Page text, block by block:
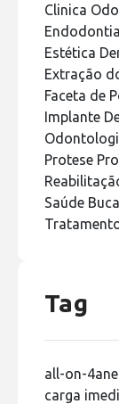
Clinica
Endodontia
Estética
Extração
Faceta de
Implante
Protese
Saúde
Tag
all-on-4
carga